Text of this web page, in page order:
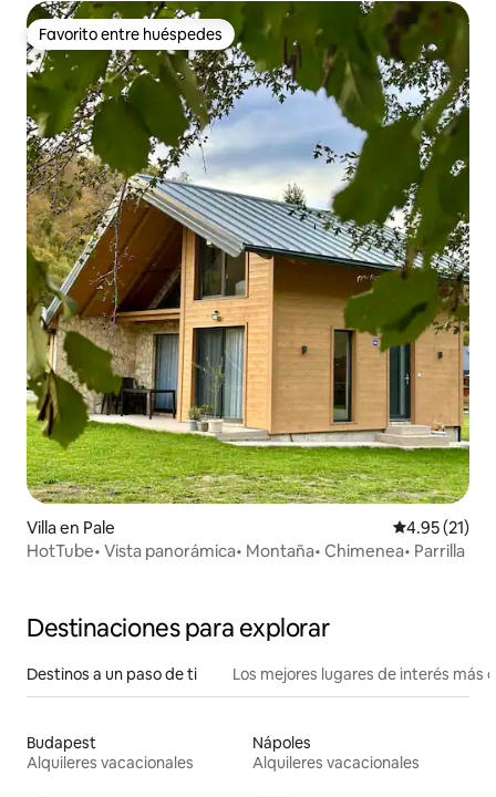
Favorito entre huéspedes
Favorito entre huéspedes
Villa en Pale Calificación
4.95 (21)
HotTube• Vista panorámica• Montaña• Chimenea• Parrilla
Destinaciones para explorar
Destinos a un paso de ti Los mejores lugares de interés más
Budapest
Alquileres vacacionales
Nápoles
Alquileres vacacionales